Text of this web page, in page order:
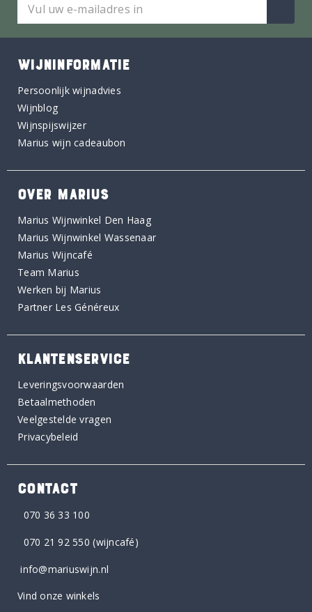
WIJNINFORMATIE
Persoonlijk wijnadvies
Wijnblog
Wijnspijswijzer
Marius wijn cadeaubon
OVER MARIUS
Marius Wijnwinkel Den Haag
Marius Wijnwinkel Wassenaar
Marius Wijncafé
Team Marius
Werken bij Marius
Partner Les Généreux
KLANTENSERVICE
Leveringsvoorwaarden
Betaalmethoden
Veelgestelde vragen
Privacybeleid
CONTACT
070 36 33 100
070 21 92 550 (wijncafé)
info@mariuswijn.nl
Vind onze winkels